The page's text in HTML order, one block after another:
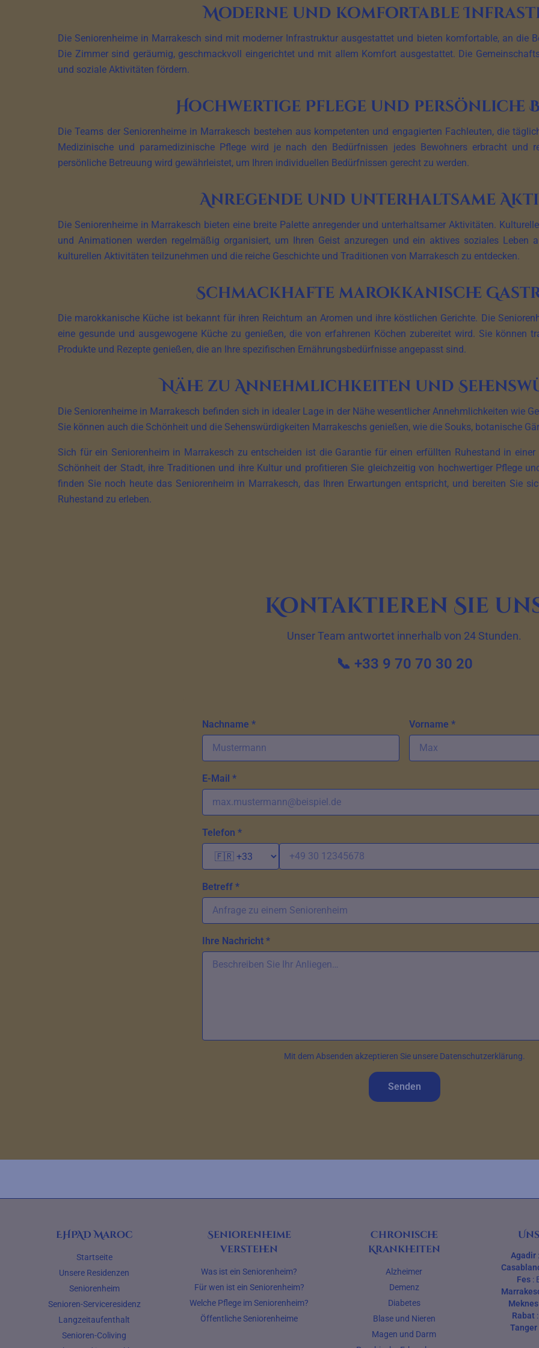
Moderne und komfortable
Die Seniorenheime in Marrakesch sind mit moderner Infrastruktur ausgestattet und bieten komfortable, an die
Die Zimmer sind geräumig, geschmackvoll eingerichtet und mit allem Komfort ausgestattet. Die
und soziale Aktivitäten fördern.
Hochwertige Pflege und persönliche
Die Teams der Seniorenheime in Marrakesch bestehen aus kompetenten und engagierten Fachleuten, die
Medizinische und paramedizinische Pflege wird je nach den Bedürfnissen jedes Bewohners erbracht und
persönliche Betreuung wird gewährleistet, um Ihren individuellen Bedürfnissen gerecht zu werden.
Anregende und unterhaltsame
Die Seniorenheime in Marrakesch bieten eine breite Palette anregender und unterhaltsamer Aktivitäten.
und Animationen werden regelmäßig organisiert, um Ihren Geist anzuregen und ein aktives soziales Leben
kulturellen Aktivitäten teilzunehmen und die reiche Geschichte und Traditionen von Marrakesch zu entdecken.
Schmackhafte marokkanische
Die marokkanische Küche ist bekannt für ihren Reichtum an Aromen und ihre köstlichen Gerichte. Die
eine gesunde und ausgewogene Küche zu genießen, die von erfahrenen Köchen zubereitet wird. Sie können
Produkte und Rezepte genießen, die an Ihre spezifischen Ernährungsbedürfnisse angepasst sind.
Nähe zu Annehmlichkeiten und
Die Seniorenheime in Marrakesch befinden sich in idealer Lage in der Nähe wesentlicher Annehmlichkeiten wie
Sie können auch die Schönheit und die Sehenswürdigkeiten Marrakeschs genießen, wie die Souks, botanische
Sich für ein Seniorenheim in Marrakesch zu entscheiden ist die Garantie für einen erfüllten Ruhestand in
Schönheit der Stadt, ihre Traditionen und ihre Kultur und profitieren Sie gleichzeitig von hochwertiger Pflege
finden Sie noch heute das Seniorenheim in Marrakesch, das Ihren Erwartungen entspricht, und bereiten Sie
Ruhestand zu erleben.
Kontaktieren Sie
Unser Team antwortet innerhalb von 24 Stunden.
📞 +33 9 70 70 30 20
Nachname * Vorname *
E-Mail *
Telefon *
Betreff *
Ihre Nachricht *
Mit dem Absenden akzeptieren Sie unsere Datenschutzerklärung.
Senden
EHPAD Maroc
Startseite
Unsere Residenzen
Seniorenheim
Senioren-Serviceresidenz
Langzeitaufenthalt
Senioren-Coliving
Seniorenheime
verstehen
Was ist ein Seniorenheim?
Für wen ist ein Seniorenheim?
Welche Pflege im Seniorenheim?
Öffentliche Seniorenheime
Chronische
Krankheiten
Alzheimer
Demenz
Diabetes
Blase und Nieren
Magen und Darm
Agadir
Fes:
Meknes
Rabat
Tanger